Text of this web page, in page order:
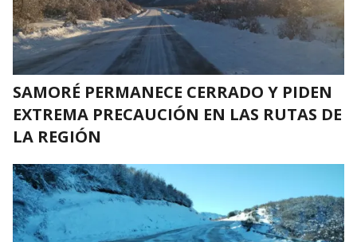
SAMORÉ PERMANECE CERRADO Y PIDEN
EXTREMA PRECAUCIÓN EN LAS RUTAS DE
LA REGIÓN